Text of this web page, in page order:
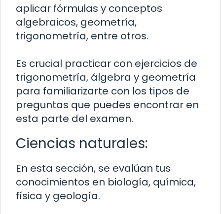
aplicar fórmulas y conceptos
algebraicos, geometría,
trigonometría, entre otros.
Es crucial practicar con ejercicios de
trigonometría, álgebra y geometría
para familiarizarte con los tipos de
preguntas que puedes encontrar en
esta parte del examen.
Ciencias naturales:
En esta sección, se evalúan tus
conocimientos en biología, química,
física y geología.